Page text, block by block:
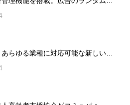
らゆる業種に対応可能な新しい…